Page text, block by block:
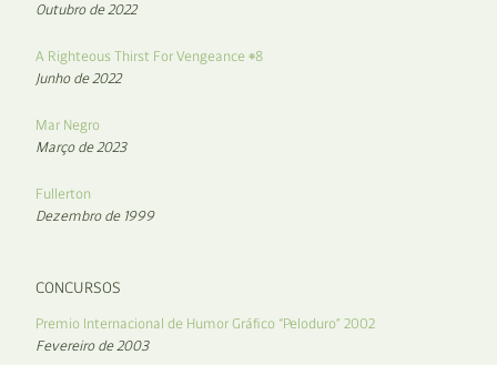
Outubro de 2022
A Righteous Thirst For Vengeance #8
Junho de 2022
Mar Negro
Março de 2023
Fullerton
Dezembro de 1999
CONCURSOS
Premio Internacional de Humor Gráfico “Peloduro” 2002
Fevereiro de 2003